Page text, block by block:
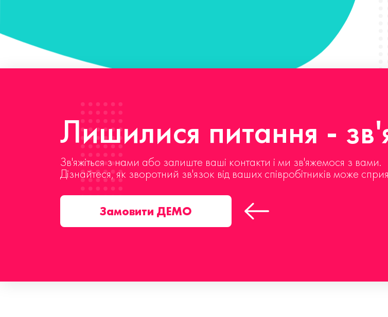
Лишилися питання -
Зв'яжіться з нами або залиште ваші контакти і ми зв'яжемося з вами.
Дізнайтеся, як зворотний зв'язок від ваших співробітників може
Замовити ДЕМО